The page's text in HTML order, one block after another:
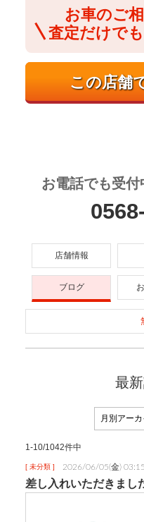
お車のご相
査定だけでも
お電話でも受付
店舗情報
ブログ
最
1-10/1042件中
[ 未分類 ] 2026/06/05(金) 03:15
差し入れいただきまし